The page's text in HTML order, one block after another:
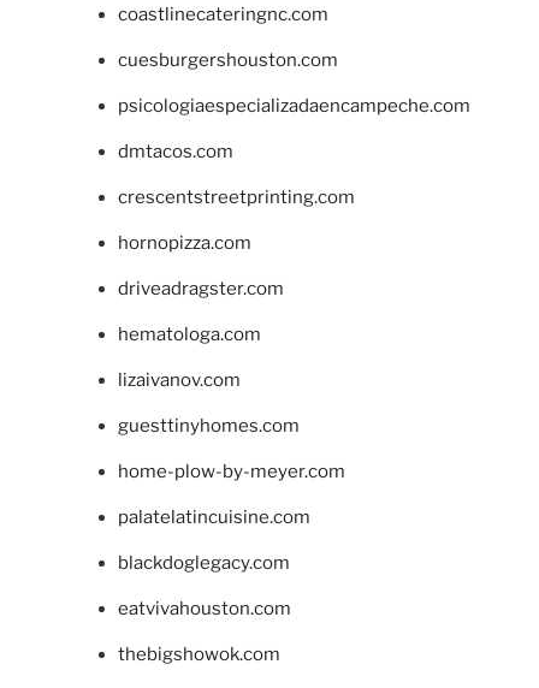
coastlinecateringnc.com
cuesburgershouston.com
psicologiaespecializadaencampeche.com
dmtacos.com
crescentstreetprinting.com
hornopizza.com
driveadragster.com
hematologa.com
lizaivanov.com
guesttinyhomes.com
home-plow-by-meyer.com
palatelatincuisine.com
blackdoglegacy.com
eatvivahouston.com
thebigshowok.com